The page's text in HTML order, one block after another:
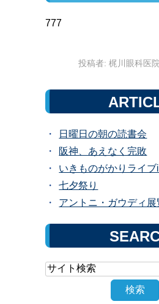
777
投稿者: 梶川眼科医
日曜日の朝の読書会
阪神、あえなく完敗
いきものがかりライブ
七夕祭り
アントニ・ガウディ展